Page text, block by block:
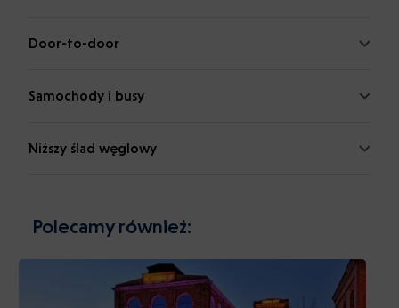
Door-to-door
Samochody i busy
Niższy ślad węglowy
Polecamy również: